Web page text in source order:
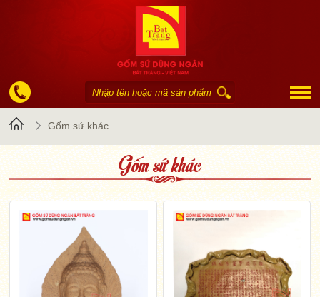
TrangGốm sứ khác
Gốm sứ khác